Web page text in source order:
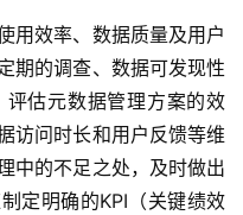
用效率、数据质量及用户
期的调查、数据可发现性
估元数据管理方案的效
访问时长和用户反馈等维
中的不足之处，及时做出
定明确的KPI（关键绩效